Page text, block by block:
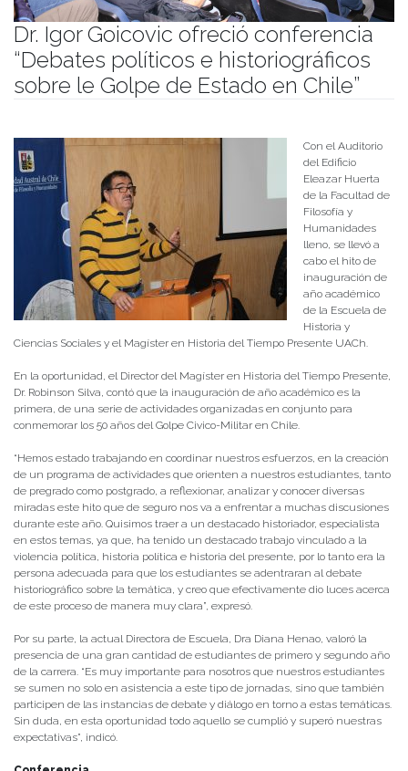
Dr. Igor Goicovic ofreció conferencia
“Debates políticos e historiográficos
sobre le Golpe de Estado en Chile”
Con el Auditorio
del Edificio
Eleazar Huerta
de la Facultad de
Filosofía y
Humanidades
lleno, se llevó a
cabo el hito de
inauguración de
año académico
de la Escuela de
Historia y
Ciencias Sociales y el Magíster en Historia del Tiempo Presente UACh.
En la oportunidad, el Director del Magíster en Historia del Tiempo Presente,
Dr. Robinson Silva, contó que la inauguración de año académico es la
primera, de una serie de actividades organizadas en conjunto para
conmemorar los 50 años del Golpe Civico-Militar en Chile.
“Hemos estado trabajando en coordinar nuestros esfuerzos, en la creación
de un programa de actividades que orienten a nuestros estudiantes, tanto
de pregrado como postgrado, a reflexionar, analizar y conocer diversas
miradas este hito que de seguro nos va a enfrentar a muchas discusiones
durante este año. Quisimos traer a un destacado historiador, especialista
en estos temas, ya que, ha tenido un destacado trabajo vinculado a la
violencia política, historia política e historia del presente, por lo tanto era la
persona adecuada para que los estudiantes se adentraran al debate
historiográfico sobre la temática, y creo que efectivamente dio luces acerca
de este proceso de manera muy clara”, expresó.
Por su parte, la actual Directora de Escuela, Dra Diana Henao, valoró la
presencia de una gran cantidad de estudiantes de primero y segundo año
de la carrera. “Es muy importante para nosotros que nuestros estudiantes
se sumen no solo en asistencia a este tipo de jornadas, sino que también
participen de las instancias de debate y diálogo en torno a estas temáticas.
Sin duda, en esta oportunidad todo aquello se cumplió y superó nuestras
expectativas”, indicó.